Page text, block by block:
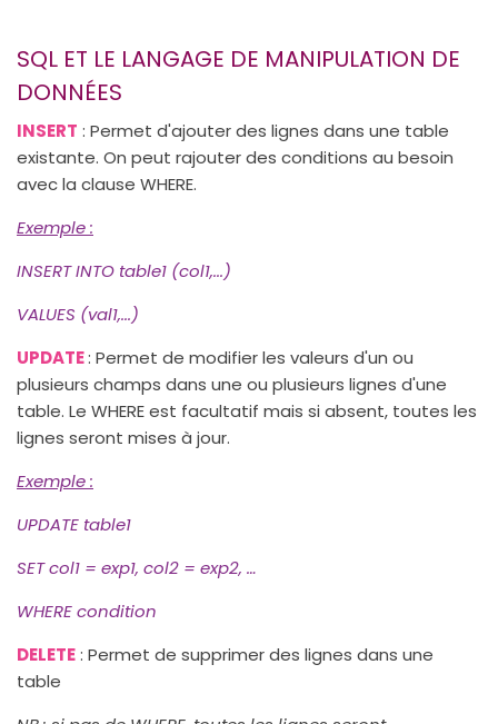
SQL ET LE LANGAGE DE MANIPULATION DE
DONNÉES
INSERT : Permet d'ajouter des lignes dans une table
existante. On peut rajouter des conditions au besoin
avec la clause WHERE.
Exemple:
INSERT INTO table1 (col1,...)
VALUES (val1,...)
UPDATE: Permet de modifier les valeurs d'un ou
plusieurs champs dans une ou plusieurs lignes d'une
table. Le WHERE est facultatif mais si absent, toutes les
lignes seront mises à jour.
Exemple:
UPDATE table1
SET col1 = exp1, col2 = exp2, …
WHERE condition
DELETE: Permet de supprimer des lignes dans une
table